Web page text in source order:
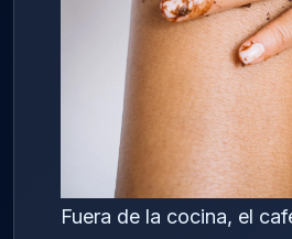
Fuera de la cocina, el